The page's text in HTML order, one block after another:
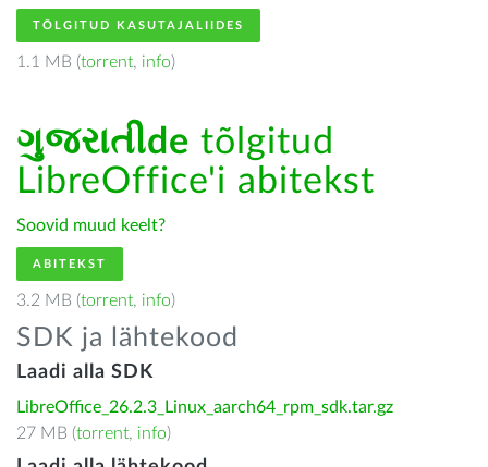
TÕLGITUD KASUTAJALIIDES
1.1 MB (torrent, info)
ગુજરાતીde tõlgitud
LibreOffice'i abitekst
Soovid muud keelt?
ABITEKST
3.2 MB (torrent, info)
SDK ja lähtekood
Laadi alla SDK
LibreOffice_26.2.3_Linux_aarch64_rpm_sdk.tar.gz
27 MB (torrent, info)